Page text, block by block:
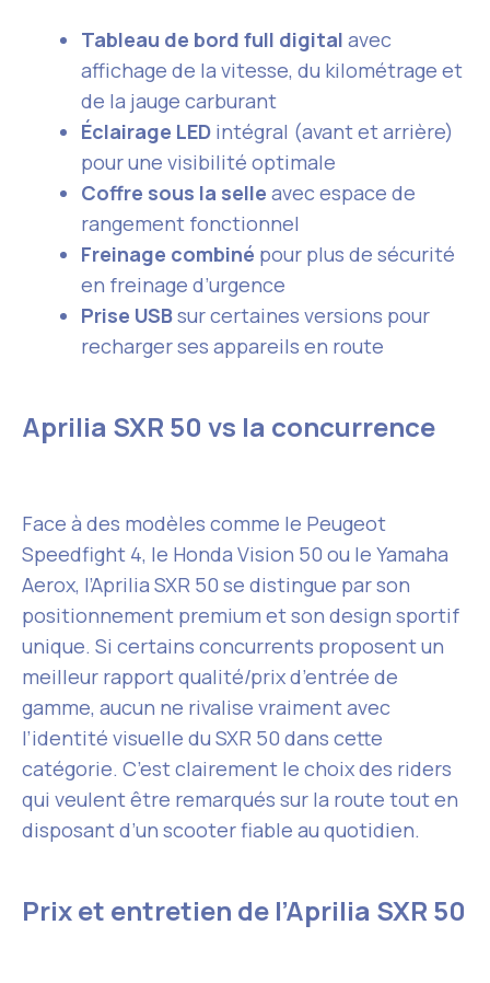
Tableau de bord full digital avec
affichage de la vitesse, du kilométrage et
de la jauge carburant
Éclairage LED intégral (avant et arrière)
pour une visibilité optimale
Coffre sous la selle avec espace de
rangement fonctionnel
Freinage combiné pour plus de sécurité
en freinage d’urgence
Prise USBsur certaines versions pour
recharger ses appareils en route
Aprilia SXR 50 vs la concurrence
Face à des modèles comme le Peugeot
Speedfight 4, le Honda Vision 50 ou le Yamaha
Aerox, l’Aprilia SXR 50 se distingue par son
positionnement premium et son design sportif
unique. Si certains concurrents proposent un
meilleur rapport qualité/prix d’entrée de
gamme, aucun ne rivalise vraiment avec
l’identité visuelle du SXR 50 dans cette
catégorie. C’est clairement le choix des riders
qui veulent être remarqués sur la route tout en
disposant d’un scooter fiable au quotidien.
Prix et entretien de l’Aprilia SXR 50